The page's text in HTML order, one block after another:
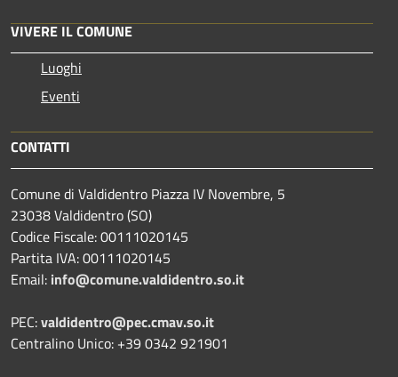
VIVERE IL COMUNE
Luoghi
Eventi
CONTATTI
Comune di Valdidentro Piazza IV Novembre, 5
23038 Valdidentro (SO)
Codice Fiscale: 00111020145
Partita IVA: 00111020145
Email: info@comune.valdidentro.so.it
PEC:valdidentro@pec.cmav.so.it
Centralino Unico: +39 0342 921901